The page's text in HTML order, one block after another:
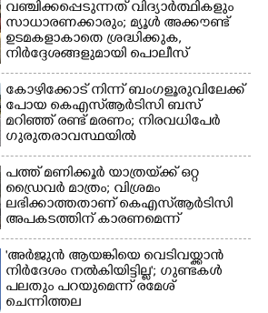
വഞ്ചിക്കപ്പെടുന്നത് വിദ്യാർത്ഥികളും
സാധാരണക്കാരും; മ്യൂൾ അക്കൗണ്ട്
ഉടമകളാകാതെ ശ്രദ്ധിക്കുക,
നിർദ്ദേശങ്ങളുമായി പൊലീസ്
കോഴിക്കോട് നിന്ന് ബംഗളൂരുവിലേക്ക്
പോയ കെഎസ്‌ആർടിസി ബസ്
മറിഞ്ഞ് രണ്ട് മരണം; നിരവധിപേർ
ഗുരുതരാവസ്ഥയിൽ
പത്ത് മണിക്കൂർ യാത്രയ്‌ക്ക് ഒറ്റ
ഡ്രൈവർ മാത്രം; വിശ്രമം
ലഭിക്കാത്തതാണ് കെഎസ്‌ആർടിസി
അപകടത്തിന് കാരണമെന്ന്
വിമർശനം
'അർജുൻ ആയങ്കിയെ വെടിവയ്ക്കാൻ
നിർദേശം നൽകിയിട്ടില്ല'; ഗുണ്ടകൾ
പലതും പറയുമെന്ന് രമേശ്
ചെന്നിത്തല
Copy Link